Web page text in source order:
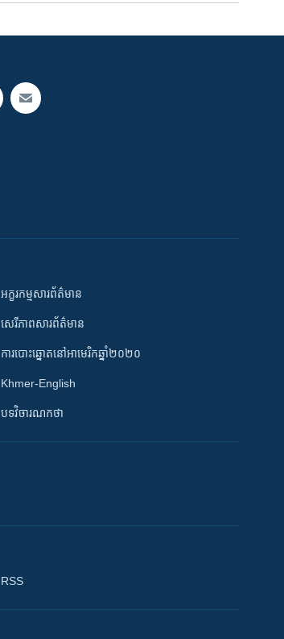
អក្ខរកម្មសារព័ត៌មាន
សេរីភាពសារព័ត៌មាន
ការបោះឆ្នោតនៅអាមេរិកឆ្នាំ២០២០
Khmer-English
បទវិចារណកថា
RSS